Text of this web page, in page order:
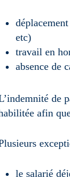
etc)
travail en
absence de
de
afin
le salarié